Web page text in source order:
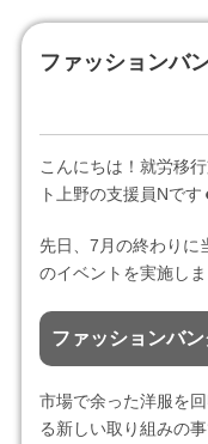
ファッションバ
こんにちは！就労移
ト上野の支援員Nで
先日、7月の終わりに
のイベントを実施し
ファッションバン
市場で余った洋服を
る新しい取り組みの